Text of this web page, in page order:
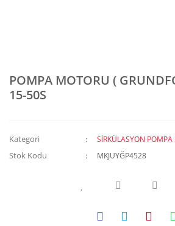
POMPA MOTORU (
15-50S
Kategori SİRKÜLASYON
Stok Kodu MKJUYĞP4528